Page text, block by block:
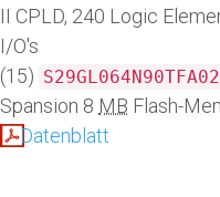
II CPLD, 240 Logic
I/O's
(15) S29GL064N90TFA02
Spansion 8 MB Flash-
Datenblatt